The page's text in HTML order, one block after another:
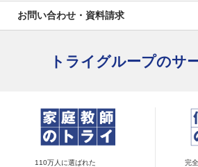
お問い合わせ・資料請求
トライグループのサ
110万人に選ばれた
完